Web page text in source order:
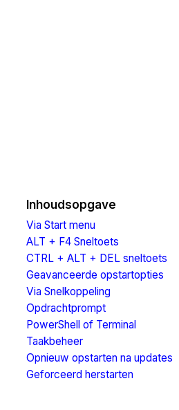
Inhoudsopgave
Via Start menu
ALT + F4 Sneltoets
CTRL + ALT + DEL sneltoets
Geavanceerde opstartopties
Via Snelkoppeling
Opdrachtprompt
PowerShell of Terminal
Taakbeheer
Opnieuw opstarten na updates
Geforceerd herstarten